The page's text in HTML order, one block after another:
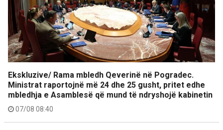
Ekskluzive/ Rama mbledh Qeverinë në Pogradec.
Ministrat raportojnë më 24 dhe 25 gusht, pritet edhe
mbledhja e Asamblesë që mund të ndryshojë kabinetin
07/08 08:40